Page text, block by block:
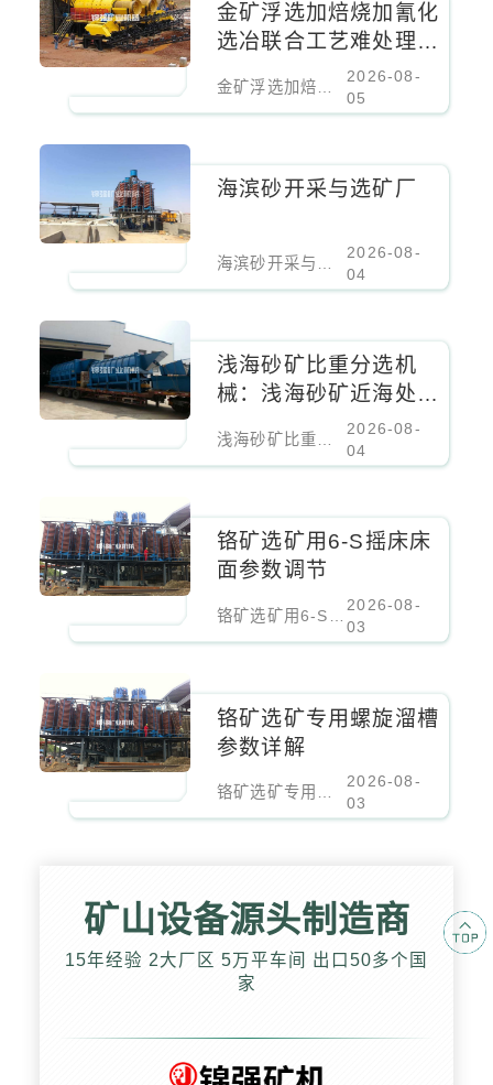
金矿浮选加焙烧加氰化
选冶联合工艺难处理金
2026-08-
05
海滨砂开采与选矿厂
2026-08-
04
浅海砂矿比重分选机
械：浅海砂矿近海处理
2026-08-
04
铬矿选矿用6-S摇床床
面参数调节
铬矿选矿用6-S摇床床面参数调节
2026-08-
03
铬矿选矿专用螺旋溜槽
参数详解
铬矿选矿专用螺旋溜槽参数详解
2026-08-
03
矿山设备源头制造商
15年经验 2大厂区 5万平车间 出口50多个国
家